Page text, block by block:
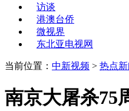
访谈
港澳台侨
微视界
东北亚电视网
当前位置： 中新视频 > 热点新
南京大屠杀75